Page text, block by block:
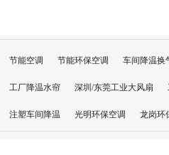
节能空调 节能环保空调 车间降温换
工厂降温水帘 深圳/东莞工业大风扇
注塑车间降温 光明环保空调 龙岗环